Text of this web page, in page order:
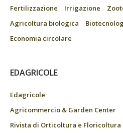
Fertilizzazione
Irrigazione
Agricoltura biologica
Economia circolare
EDAGRICOLE
Edagricole
Agricommercio & Garden Center
Rivista di Orticoltura e Floricoltura